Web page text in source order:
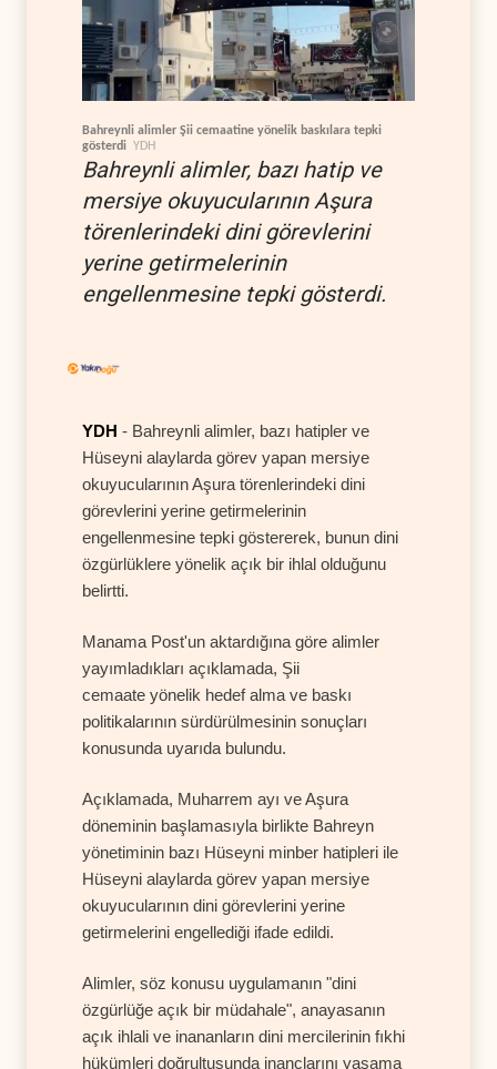
Bahreynli alimler Şii cemaatine yönelik baskılara tepki
gösterdi YDH
Bahreynli alimler, bazı hatip ve
mersiye okuyucularının Aşura
törenlerindeki dini görevlerini
yerine getirmelerinin
engellenmesine tepki gösterdi.
YDH - Bahreynli alimler, bazı hatipler ve
Hüseyni alaylarda görev yapan mersiye
okuyucularının Aşura törenlerindeki dini
görevlerini yerine getirmelerinin
engellenmesine tepki göstererek, bunun dini
özgürlüklere yönelik açık bir ihlal olduğunu
belirtti.
Manama Post'un aktardığına göre alimler
yayımladıkları açıklamada, Şii
cemaate yönelik hedef alma ve baskı
politikalarının sürdürülmesinin sonuçları
konusunda uyarıda bulundu.
Açıklamada, Muharrem ayı ve Aşura
döneminin başlamasıyla birlikte Bahreyn
yönetiminin bazı Hüseyni minber hatipleri ile
Hüseyni alaylarda görev yapan mersiye
okuyucularının dini görevlerini yerine
getirmelerini engellediği ifade edildi.
Alimler, söz konusu uygulamanın "dini
özgürlüğe açık bir müdahale", anayasanın
açık ihlali ve inananların dini mercilerinin fıkhi
hükümleri doğrultusunda inançlarını yaşama